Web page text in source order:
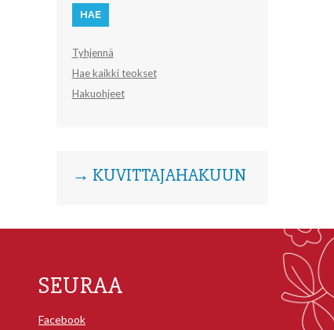
Tyhjennä
Hae kaikki teokset
Hakuohjeet
→ KUVITTAJAHAKUUN
SEURAA
Facebook